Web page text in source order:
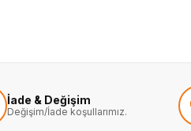
İade & Değişim
Değişim/İade koşullarımız.